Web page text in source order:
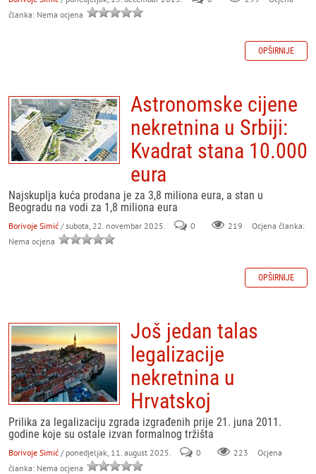
članka: Nema ocjena
OPŠIRNIJE
Astronomske cijene
nekretnina u Srbiji:
Kvadrat stana 10.000
eura
Najskuplja kuća prodana je za 3,8 miliona eura, a stan u
Beogradu na vodi za 1,8 miliona eura
Borivoje Simić / subota, 22. novembar 2025. 0 219
Ocjena članka:
Nema ocjena
OPŠIRNIJE
Još jedan talas
legalizacije
nekretnina u
Hrvatskoj
Prilika za legalizaciju zgrada izgrađenih prije 21. juna 2011.
godine koje su ostale izvan formalnog tržišta
Borivoje Simić / ponedjeljak, 11. august 2025. 0 223
Ocjena
članka: Nema ocjena